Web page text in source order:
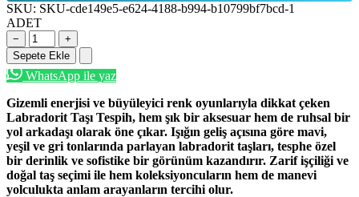
SKU: SKU-cde149e5-e624-4188-b994-b10799bf7bcd-1
ADET
−
+
Sepete Ekle
WhatsApp ile yaz
Gizemli enerjisi ve büyüleyici renk oyunlarıyla dikkat çeken
Labradorit Taşı Tespih, hem şık bir aksesuar hem de ruhsal bir
yol arkadaşı olarak öne çıkar. Işığın geliş açısına göre mavi,
yeşil ve gri tonlarında parlayan labradorit taşları, tesphe özel
bir derinlik ve sofistike bir görünüm kazandırır. Zarif işçiliği ve
doğal taş seçimi ile hem koleksiyoncuların hem de manevi
yolculukta anlam arayanların tercihi olur.